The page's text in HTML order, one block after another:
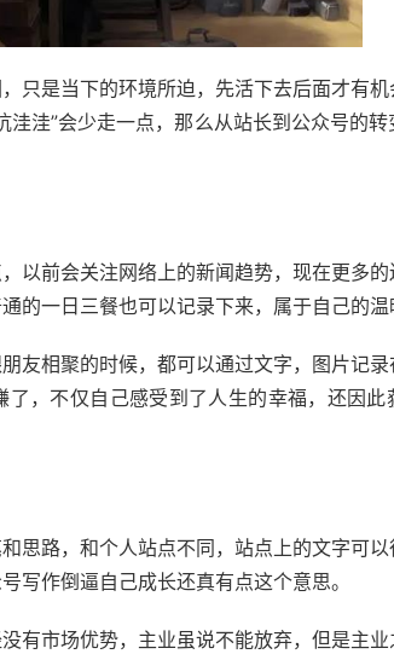
只是当下的环境所迫，先活下去后面才有
洼”会少走一点，那么从站长到公众号的
以前会关注网络上的新闻趋势，现在更多
的一日三餐也可以记录下来，属于自己的温
友相聚的时候，都可以通过文字，图片记
，不仅自己感受到了人生的幸福，还因此
思路，和个人站点不同，站点上的文字可
写作倒逼自己成长还真有点这个意思。
有市场优势，主业虽说不能放弃，但是主